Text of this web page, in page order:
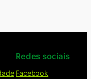
Redes sociais
Facebook